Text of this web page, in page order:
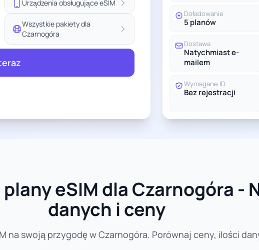
Urządzenia obsługujące eSIM
Wszystkie pakiety dla
Czarnogóra
Doładowanie
5 planów
Dostawa
Natychmiast e-
mailem
Wymagane ID
Bez rejestracji
eSIM dla Czarnogóra -
danych i ceny
na swoją przygodę w Czarnogóra. Porównaj ceny, ilości